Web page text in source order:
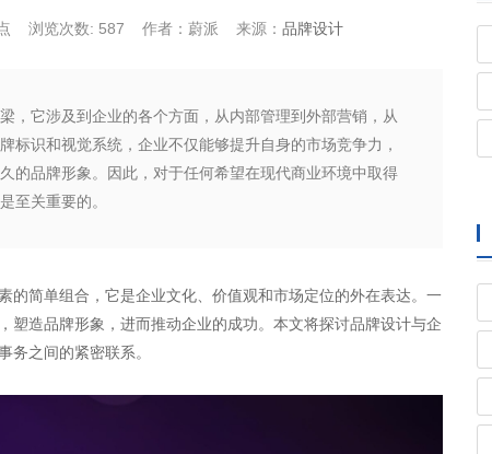
浏览次数: 587 作者：蔚派 来源： 品牌设计
，它涉及到企业的各个方面，从内部管理到外部营销，从
标识和视觉系统，企业不仅能够提升自身的市场竞争力，
的品牌形象。因此，对于任何希望在现代商业环境中取得
至关重要的。
的简单组合，它是企业文化、价值观和市场定位的外在表达。一
塑造品牌形象，进而推动企业的成功。本文将探讨品牌设计与企
务之间的紧密联系。